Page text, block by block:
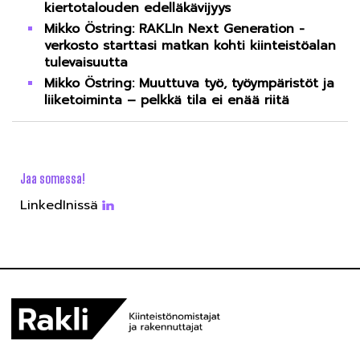
kiertotalouden edelläkävijyys
Mikko Östring: RAKLIn Next Generation -
verkosto starttasi matkan kohti kiinteistöalan
tulevaisuutta
Mikko Östring: Muuttuva työ, työympäristöt ja
liiketoiminta – pelkkä tila ei enää riitä
Jaa somessa!
LinkedInissä